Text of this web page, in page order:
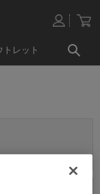
トレット